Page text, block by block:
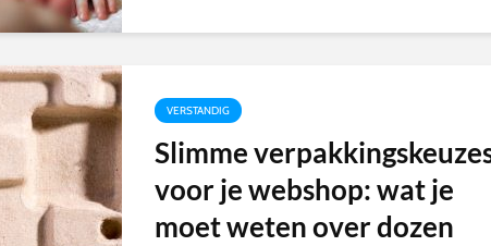
VERSTANDIG
Slimme
voor je webshop: wat je
moet weten over dozen